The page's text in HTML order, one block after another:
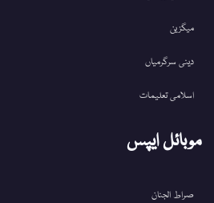
میگزین
دینی سرگرمیاں
اسلامی تعلیمات
موبائل ایپس
صراط الجنان